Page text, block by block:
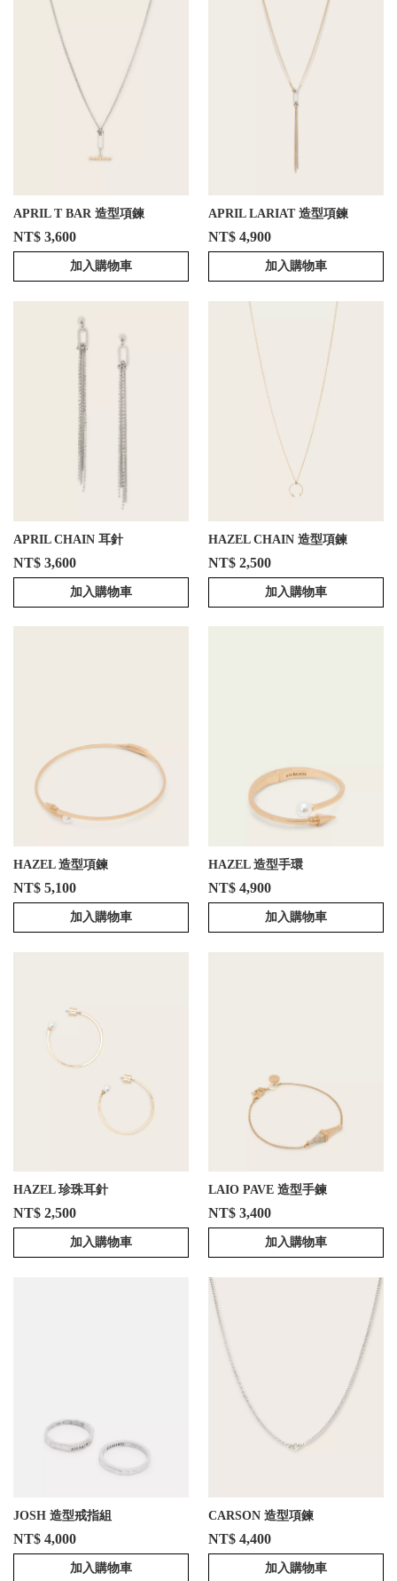
APRIL T BAR 造型項鍊
NT$ 3,600
加入購物車
APRIL LARIAT 造型項鍊
NT$ 4,900
加入購物車
APRIL CHAIN 耳針
NT$ 3,600
加入購物車
HAZEL CHAIN 造型項鍊
NT$ 2,500
加入購物車
HAZEL 造型項鍊
NT$ 5,100
加入購物車
HAZEL 造型手環
NT$ 4,900
加入購物車
HAZEL 珍珠耳針
NT$ 2,500
加入購物車
LAIO PAVE 造型手鍊
NT$ 3,400
加入購物車
JOSH 造型戒指組
NT$ 4,000
加入購物車
CARSON 造型項鍊
NT$ 4,400
加入購物車